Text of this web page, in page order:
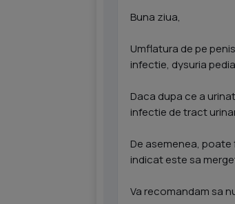
Buna ziua,
Umflatura de pe
infectie, dysuria
Daca dupa ce a
infectie de tract
De asemenea, poate
indicat este sa
Va recomandam sa